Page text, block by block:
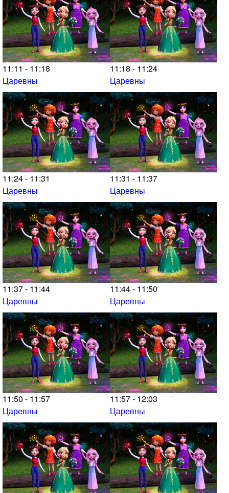
11:11 - 11:18
Царевны
11:18 - 11:24
Царевны
11:24 - 11:31
Царевны
11:31 - 11:37
Царевны
11:37 - 11:44
Царевны
11:44 - 11:50
Царевны
11:50 - 11:57
Царевны
11:57 - 12:03
Царевны